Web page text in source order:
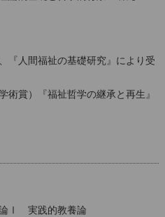
『人間福祉の基礎研究』により受
賞）『福祉哲学の継承と再生』
Ⅰ 実践的教養論